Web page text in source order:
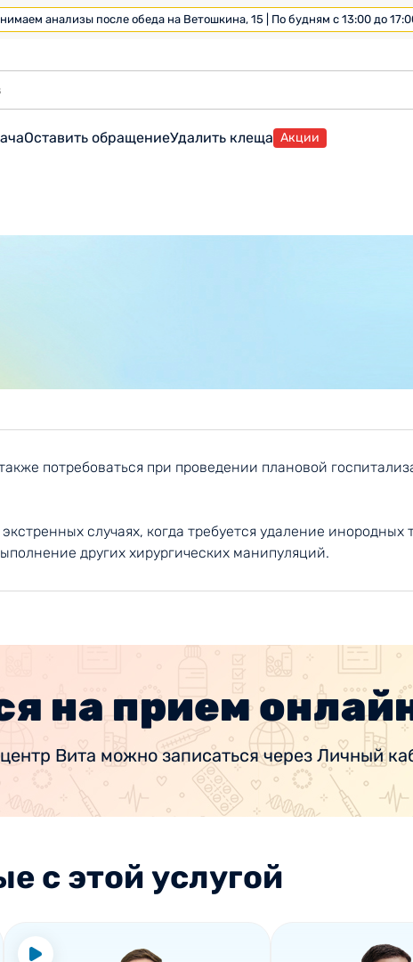
анализы после обеда на Ветошкина, 15 | По будням с 13:00 до
Оставить обращениеУдалить клеща Акции
потребоваться при проведении плановой
случаях, когда требуется удаление
других хирургических манипуляций.
на прием
Вита можно записаться через Личный
с этой услугой